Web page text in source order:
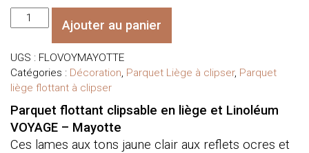
quantité
de
flottant
clipsable
Liège
Linoléum
Mayotte
Ajouter au panier
UGS : FLOVOYMAYOTTE
Catégories : Décoration Parquet Liège à clipser, Parquet
liège flottant à clipser
Parquet flottant clipsable en liège et Linoléum
VOYAGE – Mayotte
Ces lames aux tons jaune clair aux reflets ocres et